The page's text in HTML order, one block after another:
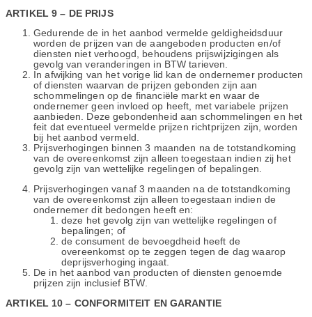
ARTIKEL 9 – DE PRIJS
Gedurende de in het aanbod vermelde geldigheidsduur
worden de prijzen van de aangeboden producten en/of
diensten niet verhoogd, behoudens prijswijzigingen als
gevolg van veranderingen in BTW tarieven.
In afwijking van het vorige lid kan de ondernemer producten
of diensten waarvan de prijzen gebonden zijn aan
schommelingen op de financiële markt en waar de
ondernemer geen invloed op heeft, met variabele prijzen
aanbieden. Deze gebondenheid aan schommelingen en het
feit dat eventueel vermelde prijzen richtprijzen zijn, worden
bij het aanbod vermeld.
Prijsverhogingen binnen 3 maanden na de totstandkoming
van de overeenkomst zijn alleen toegestaan indien zij het
gevolg zijn van wettelijke regelingen of bepalingen.
Prijsverhogingen vanaf 3 maanden na de totstandkoming
van de overeenkomst zijn alleen toegestaan indien de
ondernemer dit bedongen heeft en:
deze het gevolg zijn van wettelijke regelingen of
bepalingen; of
de consument de bevoegdheid heeft de
overeenkomst op te zeggen tegen de dag waarop
deprijsverhoging ingaat.
De in het aanbod van producten of diensten genoemde
prijzen zijn inclusief BTW.
ARTIKEL 10 – CONFORMITEIT EN GARANTIE